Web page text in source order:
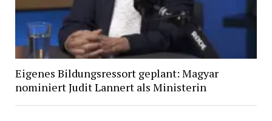
Eigenes Bildungsressort geplant: Magyar
nominiert Judit Lannert als Ministerin